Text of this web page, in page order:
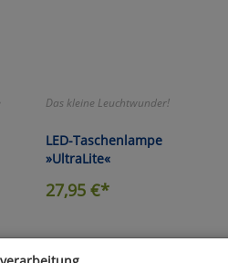
Das kleine Leuchtwunder!
LED-Taschenlampe
»UltraLite«
27,95€*